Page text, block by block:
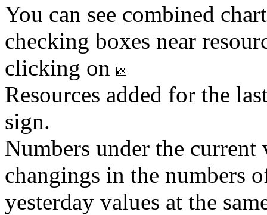
You can see combined
checking boxes near
clicking on
Resources added for the
sign.
Numbers under the
changings in the numbers
yesterday values at the